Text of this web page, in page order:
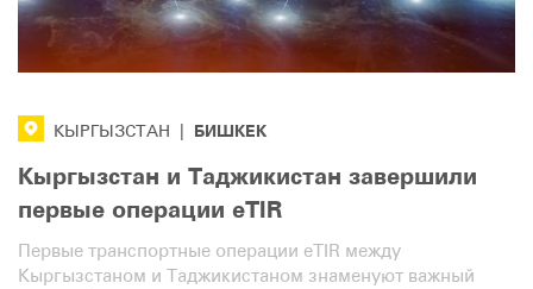
КЫРГЫЗСТАН БИШКЕК
Кыргызстан и Таджикистан завершили
первые операции eTIR
Первые транспортные операции eTIR между
Кыргызстаном и Таджикистаном знаменуют важный